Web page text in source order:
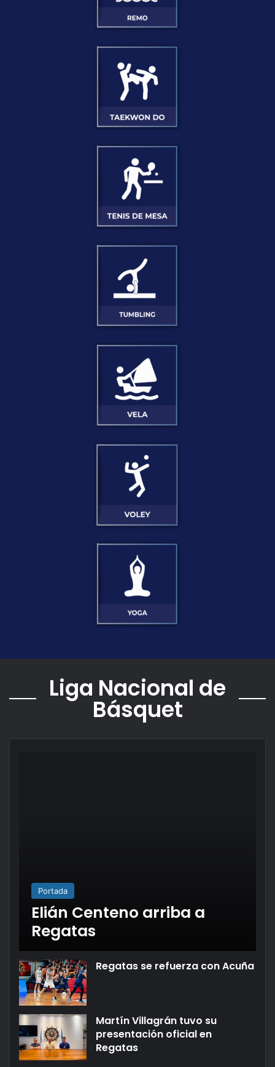
Liga Nacional de
Básquet
Portada
Elián Centeno arriba a
Regatas
Regatas se refuerza con Acuña
Martín Villagrán tuvo su
presentación oficial en
Regatas